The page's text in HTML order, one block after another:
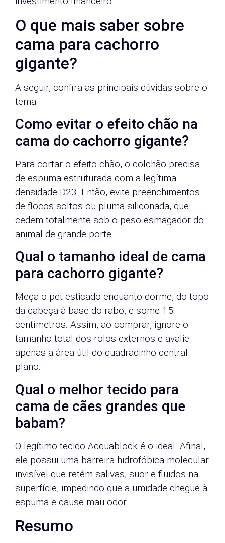
O que mais saber sobre
cama para cachorro
gigante?
A seguir, confira as principais dúvidas sobre o
tema.
Como evitar o efeito chão na
cama do cachorro gigante?
Para cortar o efeito chão, o colchão precisa
de espuma estruturada com a legítima
densidade D23. Então, evite preenchimentos
de flocos soltos ou pluma siliconada, que
cedem totalmente sob o peso esmagador do
animal de grande porte.
Qual o tamanho ideal de cama
para cachorro gigante?
Meça o pet esticado enquanto dorme, do topo
da cabeça à base do rabo, e some 15
centímetros. Assim, ao comprar, ignore o
tamanho total dos rolos externos e avalie
apenas a área útil do quadradinho central
plano.
Qual o melhor tecido para
cama de cães grandes que
babam?
O legítimo tecido Acquablock é o ideal. Afinal,
ele possui uma barreira hidrofóbica molecular
invisível que retém salivas, suor e fluidos na
superfície, impedindo que a umidade chegue à
espuma e cause mau odor.
Resumo